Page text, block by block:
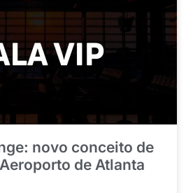
novo conceito de
de Atlanta